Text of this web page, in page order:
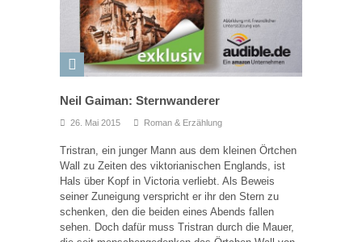
Neil Gaiman: Sternwanderer
26. Mai 2015 Roman & Erzählung
Tristran, ein junger Mann aus dem kleinen Örtchen
Wall zu Zeiten des viktorianischen Englands, ist
Hals über Kopf in Victoria verliebt. Als Beweis
seiner Zuneigung verspricht er ihr den Stern zu
schenken, den die beiden eines Abends fallen
sehen. Doch dafür muss Tristran durch die Mauer,